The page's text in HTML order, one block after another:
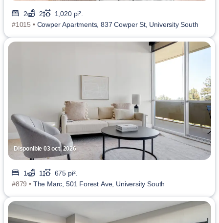
2 2
1,020 pi².
#1015 • Cowper Apartments, 837 Cowper St, University South
Disponible 03 oct. 2026
1 1
675 pi².
#879 • The Marc, 501 Forest Ave, University South